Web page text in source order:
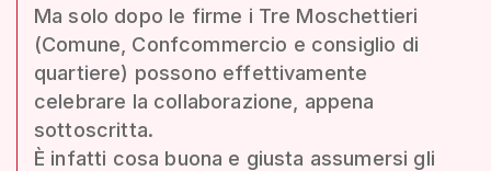
Ma solo dopo le firme i Tre Moschettieri
(Comune, Confcommercio e consiglio di
quartiere) possono effettivamente
celebrare la collaborazione, appena
sottoscritta.
È infatti cosa buona e giusta assumersi gli